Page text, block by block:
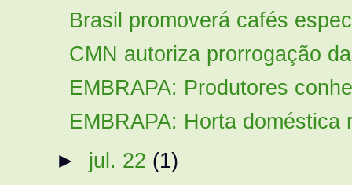
Brasil promoverá cafés
CMN autoriza prorrogação
EMBRAPA: Produtores
EMBRAPA: Horta
► jul. 22 (1)